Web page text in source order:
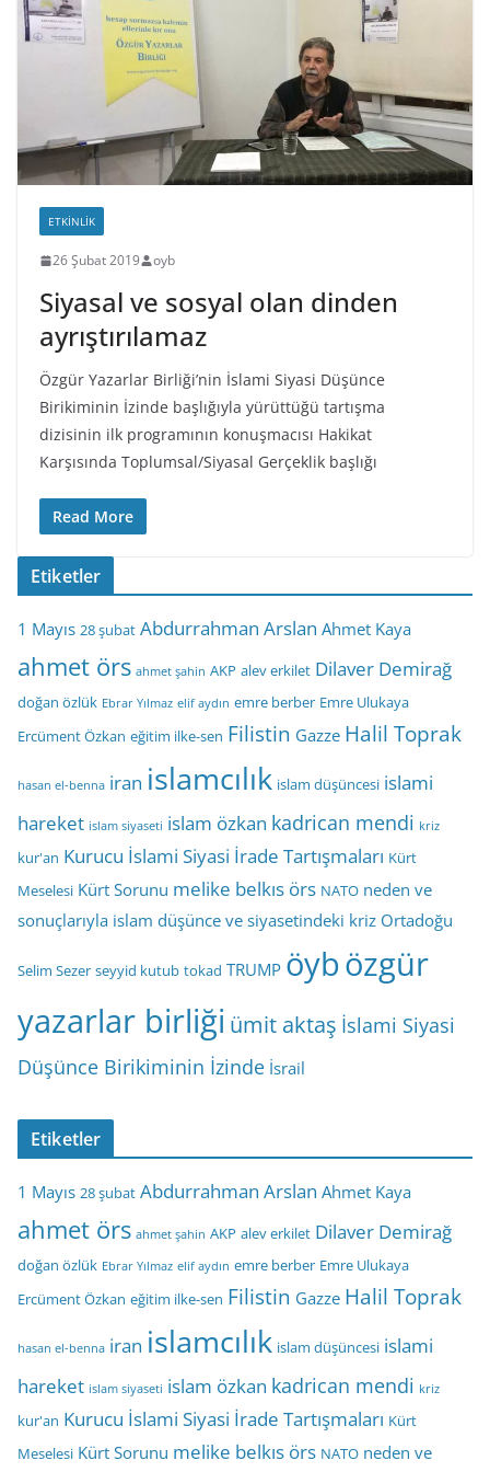
ETKINLIK
26 Şubat 2019 oyb
Siyasal ve sosyal olan dinden
ayrıştırılamaz
Özgür Yazarlar Birliği’nin İslami Siyasi Düşünce
Birikiminin İzinde başlığıyla yürüttüğü tartışma
dizisinin ilk programının konuşmacısı Hakikat
Karşısında Toplumsal/Siyasal Gerçeklik başlığı
Read More
Etiketler
1 Mayıs 28 şubat Abdurrahman Arslan Ahmet Kaya
ahmet örs ahmet şahin AKP alev erkilet Dilaver Demirağ
doğan özlük Ebrar Yılmaz elif aydın emre berber Emre Ulukaya
Ercüment Özkan eğitim ilke-sen Filistin Gazze Halil Toprak
hasan el-benna iran islamcılık islam düşüncesi islami
hareket islam siyaseti islam özkan kadrican mendi kriz
kur'an Kurucu İslami Siyasi İrade Tartışmaları Kürt
Meselesi Kürt Sorunu melike belkıs örs NATO neden ve
sonuçlarıyla islam düşünce ve siyasetindeki kriz Ortadoğu
Selim Sezer seyyid kutub tokad TRUMP öybözgür
yazarlar birliği ümit aktaş İslami Siyasi
Düşünce Birikiminin İzinde İsrail
Etiketler
1 Mayıs 28 şubat Abdurrahman Arslan Ahmet Kaya
ahmet örs ahmet şahin AKP alev erkilet Dilaver Demirağ
doğan özlük Ebrar Yılmaz elif aydın emre berber Emre Ulukaya
Ercüment Özkan eğitim ilke-sen Filistin Gazze Halil Toprak
hasan el-benna iran islamcılık islam düşüncesi islami
hareket islam siyaseti islam özkan kadrican mendi kriz
kur'an Kurucu İslami Siyasi İrade Tartışmaları Kürt
Meselesi Kürt Sorunu melike belkıs örs NATO neden ve